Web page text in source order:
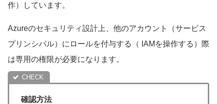
作）しています。
Azureのセキュリティ設計上、他のアカウント（サービス
プリンシパル）にロールを付与する（ IAMを操作する）際
は専用の権限が必要になります。
確認方法